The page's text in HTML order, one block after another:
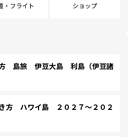
・フライト ショップ
島旅 伊豆大島 利島（伊豆諸
方 ハワイ島 ２０２７～２０２